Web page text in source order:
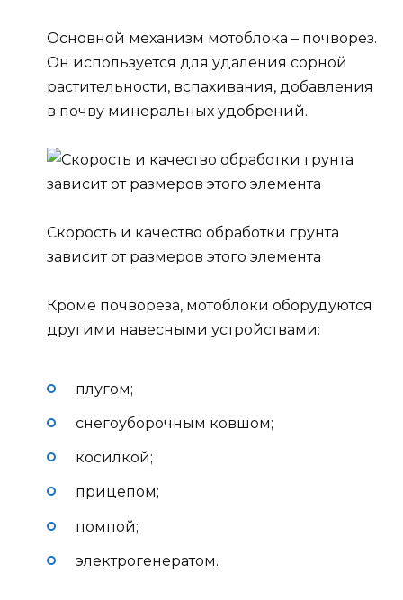
Основной механизм мотоблока – почворез.
Он используется для удаления сорной
растительности, вспахивания, добавления
в почву минеральных удобрений.
Скорость и качество обработки грунта
зависит от размеров этого элемента
Кроме почвореза, мотоблоки оборудуются
другими навесными устройствами:
плугом;
снегоуборочным ковшом;
косилкой;
прицепом;
помпой;
электрогенератом.